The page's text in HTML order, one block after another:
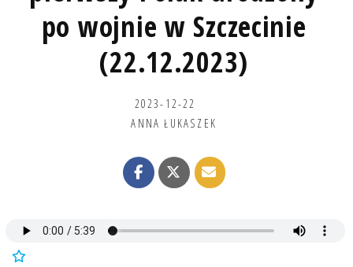
po wojnie w Szczecinie
(22.12.2023)
2023-12-22
ANNA ŁUKASZEK